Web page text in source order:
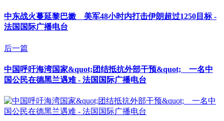
中东战火蔓延黎巴嫩 美军48小时内打击伊朗超过1250目标 -
法国国际广播电台
后一篇
中国呼吁海湾国家&quot;团结抵抗外部干预&quot; 一名中
国公民在德黑兰遇难 - 法国国际广播电台